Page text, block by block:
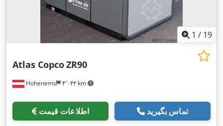
1 / 19
Hohenems ۴٬۰۴۲ km
Atlas CopcoZR90
اطلاعات قیمت تماس بگیرید